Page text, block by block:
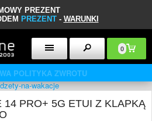
PREZENT
PREZENT- WARUNKI
0
POLITYKA ZWROTU
14 PRO+ 5G ETUI Z KLAPKĄ